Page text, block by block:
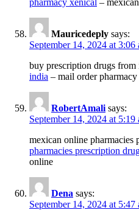
Mauricedeply says:
September 14, 2024 at 3:06
buy prescription drugs from
india – mail order
RobertAmali says:
September 14, 2024 at 5:19
mexican online pharmacies
pharmacies prescription
online
Dena says:
September 14, 2024 at 5:47